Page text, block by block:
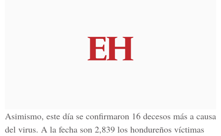
Asimismo, este día se confirmaron 16 decesos más a causa
del virus. A la fecha son 2,839 los hondureños víctimas